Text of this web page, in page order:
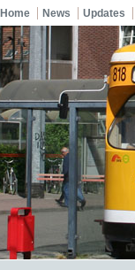
Home News Updates